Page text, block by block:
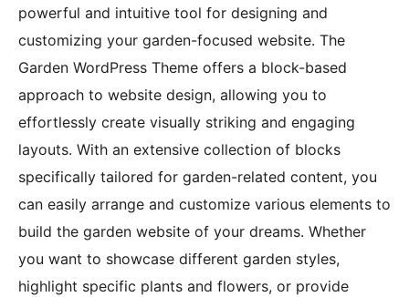
powerful and intuitive tool for designing and
customizing your garden-focused website. The
Garden WordPress Theme offers a block-based
approach to website design, allowing you to
effortlessly create visually striking and engaging
layouts. With an extensive collection of blocks
specifically tailored for garden-related content, you
can easily arrange and customize various elements to
build the garden website of your dreams. Whether
you want to showcase different garden styles,
highlight specific plants and flowers, or provide